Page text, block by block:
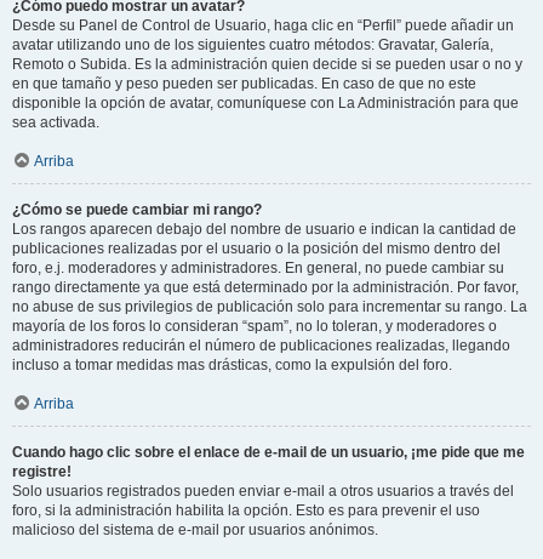
¿Cómo puedo mostrar un avatar?
Desde su Panel de Control de Usuario, haga clic en “Perfil” puede añadir un
avatar utilizando uno de los siguientes cuatro métodos: Gravatar, Galería,
Remoto o Subida. Es la administración quien decide si se pueden usar o no y
en que tamaño y peso pueden ser publicadas. En caso de que no este
disponible la opción de avatar, comuníquese con La Administración para que
sea activada.
Arriba
¿Cómo se puede cambiar mi rango?
Los rangos aparecen debajo del nombre de usuario e indican la cantidad de
publicaciones realizadas por el usuario o la posición del mismo dentro del
foro, e.j. moderadores y administradores. En general, no puede cambiar su
rango directamente ya que está determinado por la administración. Por favor,
no abuse de sus privilegios de publicación solo para incrementar su rango. La
mayoría de los foros lo consideran “spam”, no lo toleran, y moderadores o
administradores reducirán el número de publicaciones realizadas, llegando
incluso a tomar medidas mas drásticas, como la expulsión del foro.
Arriba
Cuando hago clic sobre el enlace de e-mail de un usuario, ¡me pide que me
registre!
Solo usuarios registrados pueden enviar e-mail a otros usuarios a través del
foro, si la administración habilita la opción. Esto es para prevenir el uso
malicioso del sistema de e-mail por usuarios anónimos.